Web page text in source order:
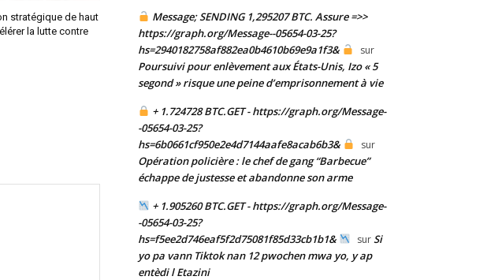
stratégique de haut
la lutte contre
Message; SENDING 1,295207 BTC. Assure =>>
https://graph.org/Message--05654-03-25?
hs=2940182758af882ea0b4610b69e9a1f3&
sur
Poursuivi pour enlèvement aux États-Unis, Izo « 5
segond » risque une peine d’emprisonnement à vie
+ 1.724728 BTC.GET - https://graph.org/Message-
-05654-03-25?
hs=6b0661cf950e2e4d7144aafe8acab6b3&
sur
Opération policière : le chef de gang “Barbecue”
échappe de justesse et abandonne son arme
+ 1.905260 BTC.GET - https://graph.org/Message-
-05654-03-25?
hs=f5ee2d746eaf5f2d75081f85d33cb1b1&
surSi
yo pa vann Tiktok nan 12 pwochen mwa yo, y ap
entèdi l Etazini